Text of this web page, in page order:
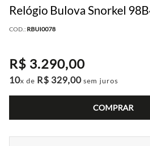
Relógio Bulova Snorkel
COD.: RBUI0078
R$ 3.290,00
10x de R$ 329,00 sem juros
COMPRAR